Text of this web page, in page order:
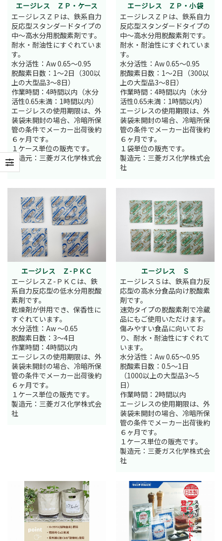
エージレス ＺＰ・ケース
エージレスＺＰは、鉄系自力
反応型スタンダードタイプの
中～高水分用脱酸素剤です。
耐水・耐油性にすぐれていま
す。
水分活性：Aw 0.65～0.95
脱酸素日数：1～2日（300以
上の大型品3～8日）
作業時間：4時間以内（水分
活性0.65未満：1時間以内）
エージレスの使用期限は、外
装袋未開封の場合、冷暗所保
管の条件でメーカー出荷後約
６ヶ月です。
１ケース単位の販売です。
製造元：三菱ガス化学株式会
社
エージレス ＺＰ・小袋
エージレスＺＰは、鉄系自力
反応型スタンダードタイプの
中～高水分用脱酸素剤です。
耐水・耐油性にすぐれていま
す。
水分活性：Aw 0.65～0.95
脱酸素日数：1～2日（300以
上の大型品3～8日）
作業時間：4時間以内（水分
活性0.65未満：1時間以内）
エージレスの使用期限は、外
装袋未開封の場合、冷暗所保
管の条件でメーカー出荷後約
６ヶ月です。
１袋単位の販売です。
製造元：三菱ガス化学株式会
社
エージレス Ｚ-ＰＫＣ
エージレスＺ-ＰＫＣは、鉄
系自力反応型の低水分用脱酸
素剤です。
乾燥剤が併用でき、保香性に
すぐれています。
水分活性：Aw ～0.65
脱酸素日数：3～4日
作業時間：4時間以内
エージレスの使用期限は、外
装袋未開封の場合、冷暗所保
管の条件でメーカー出荷後約
６ヶ月です。
１ケース単位の販売です。
製造元：三菱ガス化学株式会
社
エージレス Ｓ
エージレスＳは、鉄系自力反
応型の高水分食品向け脱酸素
剤です。
速効タイプの脱酸素剤で冷蔵
品にもご使用いただけます。
傷みやすい食品に向いてお
り、耐水・耐油性にすぐれて
います。
水分活性：Aw 0.65～0.95
脱酸素日数：0.5～1日
（1000以上の大型品3～5
日）
作業時間：2時間以内
エージレスの使用期限は、外
装袋未開封の場合、冷暗所保
管の条件でメーカー出荷後約
６ヶ月です。
１ケース単位の販売です。
製造元：三菱ガス化学株式会
社